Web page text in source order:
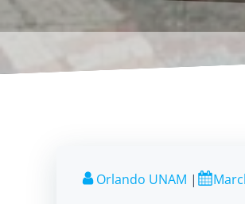
Orlando UNAM |